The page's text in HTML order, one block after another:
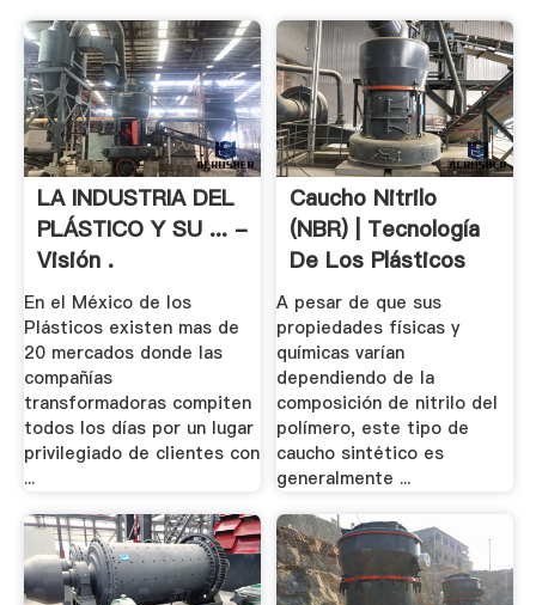
LA INDUSTRIA DEL
PLÁSTICO Y SU ... -
Visión .
En el México de los
Plásticos existen mas de
20 mercados donde las
compañías
transformadoras compiten
todos los días por un lugar
privilegiado de clientes con
...
Caucho Nitrilo
(NBR) | Tecnología
De Los Plásticos
A pesar de que sus
propiedades físicas y
químicas varían
dependiendo de la
composición de nitrilo del
polímero, este tipo de
caucho sintético es
generalmente ...